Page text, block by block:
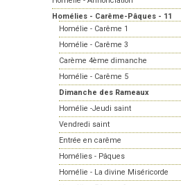
Homélies - Carême-Pâques - 11
Homélie - Carême 1
Homélie - Carême 3
Carème 4ème dimanche
Homélie - Carême 5
Dimanche des Rameaux
Homélie -Jeudi saint
Vendredi saint
Entrée en carême
Homélies - Pâques
Homélie - La divine Miséricorde